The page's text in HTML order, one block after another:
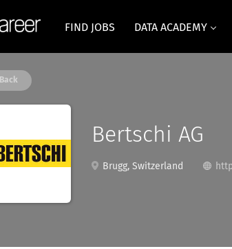
FIND JOBS DATA ACADEMY
Back
Bertschi AG
Brugg, Switzerland